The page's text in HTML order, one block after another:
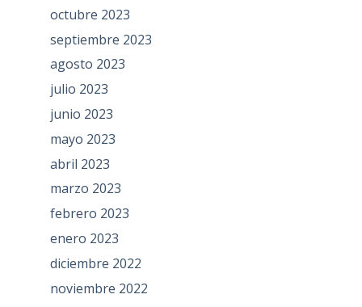
octubre 2023
septiembre 2023
agosto 2023
julio 2023
junio 2023
mayo 2023
abril 2023
marzo 2023
febrero 2023
enero 2023
diciembre 2022
noviembre 2022